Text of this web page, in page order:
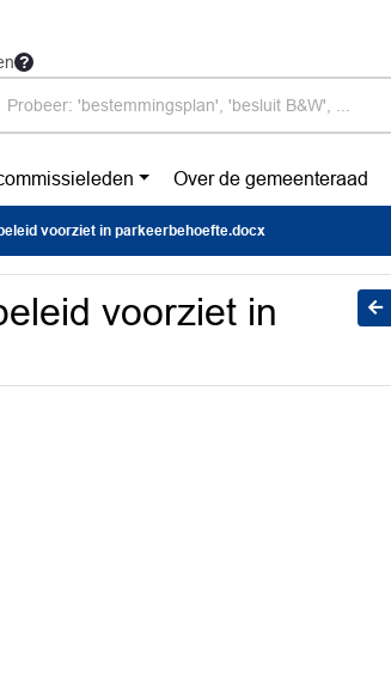
Over de gemeenteraad
voorziet in parkeerbehoefte.docx
voorziet in